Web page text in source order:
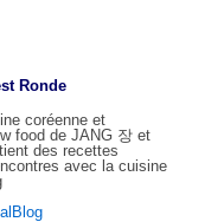
Ronde
coréenne et
food de JANG 장 et
des recettes
avec la cuisine